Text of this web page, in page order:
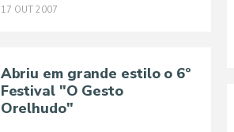
17 OUT 2007
Abriu em grande estilo o 6º
Festival "O Gesto
Orelhudo"